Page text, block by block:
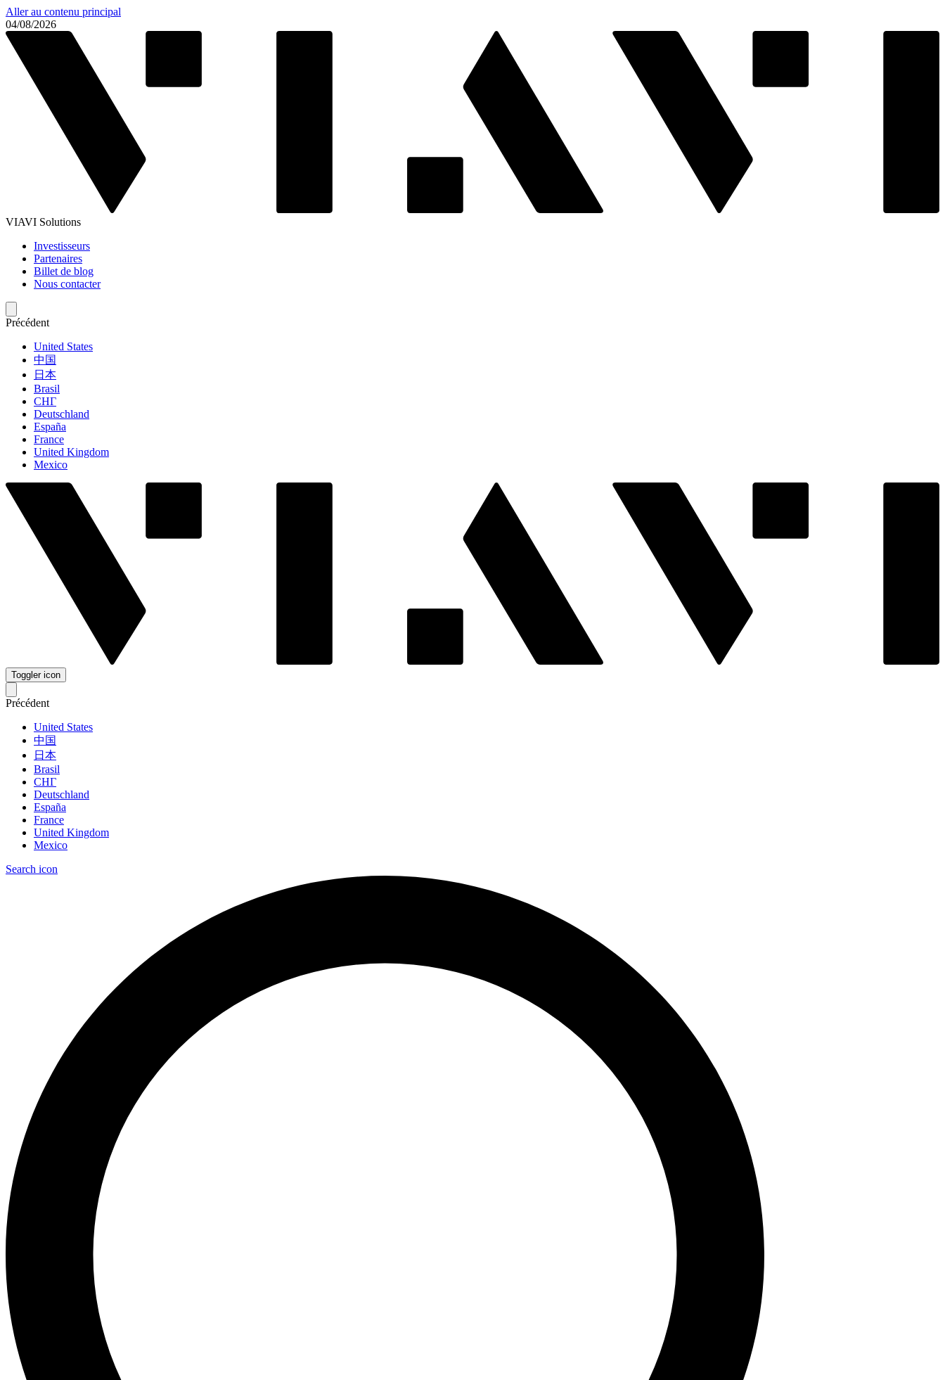
Aller au contenu principal
04/08/2026
VIAVI Solutions
Investisseurs
Partenaires
Billet de blog
Nous contacter
Précédent
United States
中国
日本
Brasil
СНГ
Deutschland
España
France
United Kingdom
Mexico
Toggler icon
Précédent
United States
中国
日本
Brasil
СНГ
Deutschland
España
France
United Kingdom
Mexico
Search icon